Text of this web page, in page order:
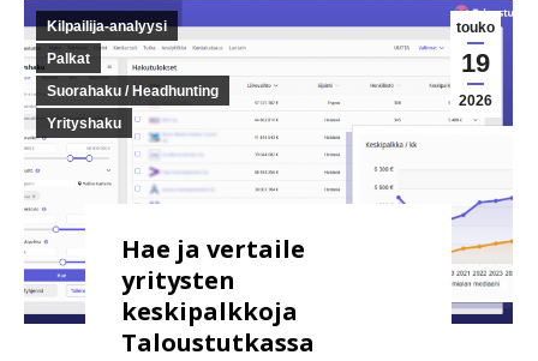
touko
19
2026
Kilpailija-analyysi
Palkat
Suorahaku / Headhunting
Yrityshaku
Hae ja vertaile
yritysten
keskipalkkoja
Taloustutkassa